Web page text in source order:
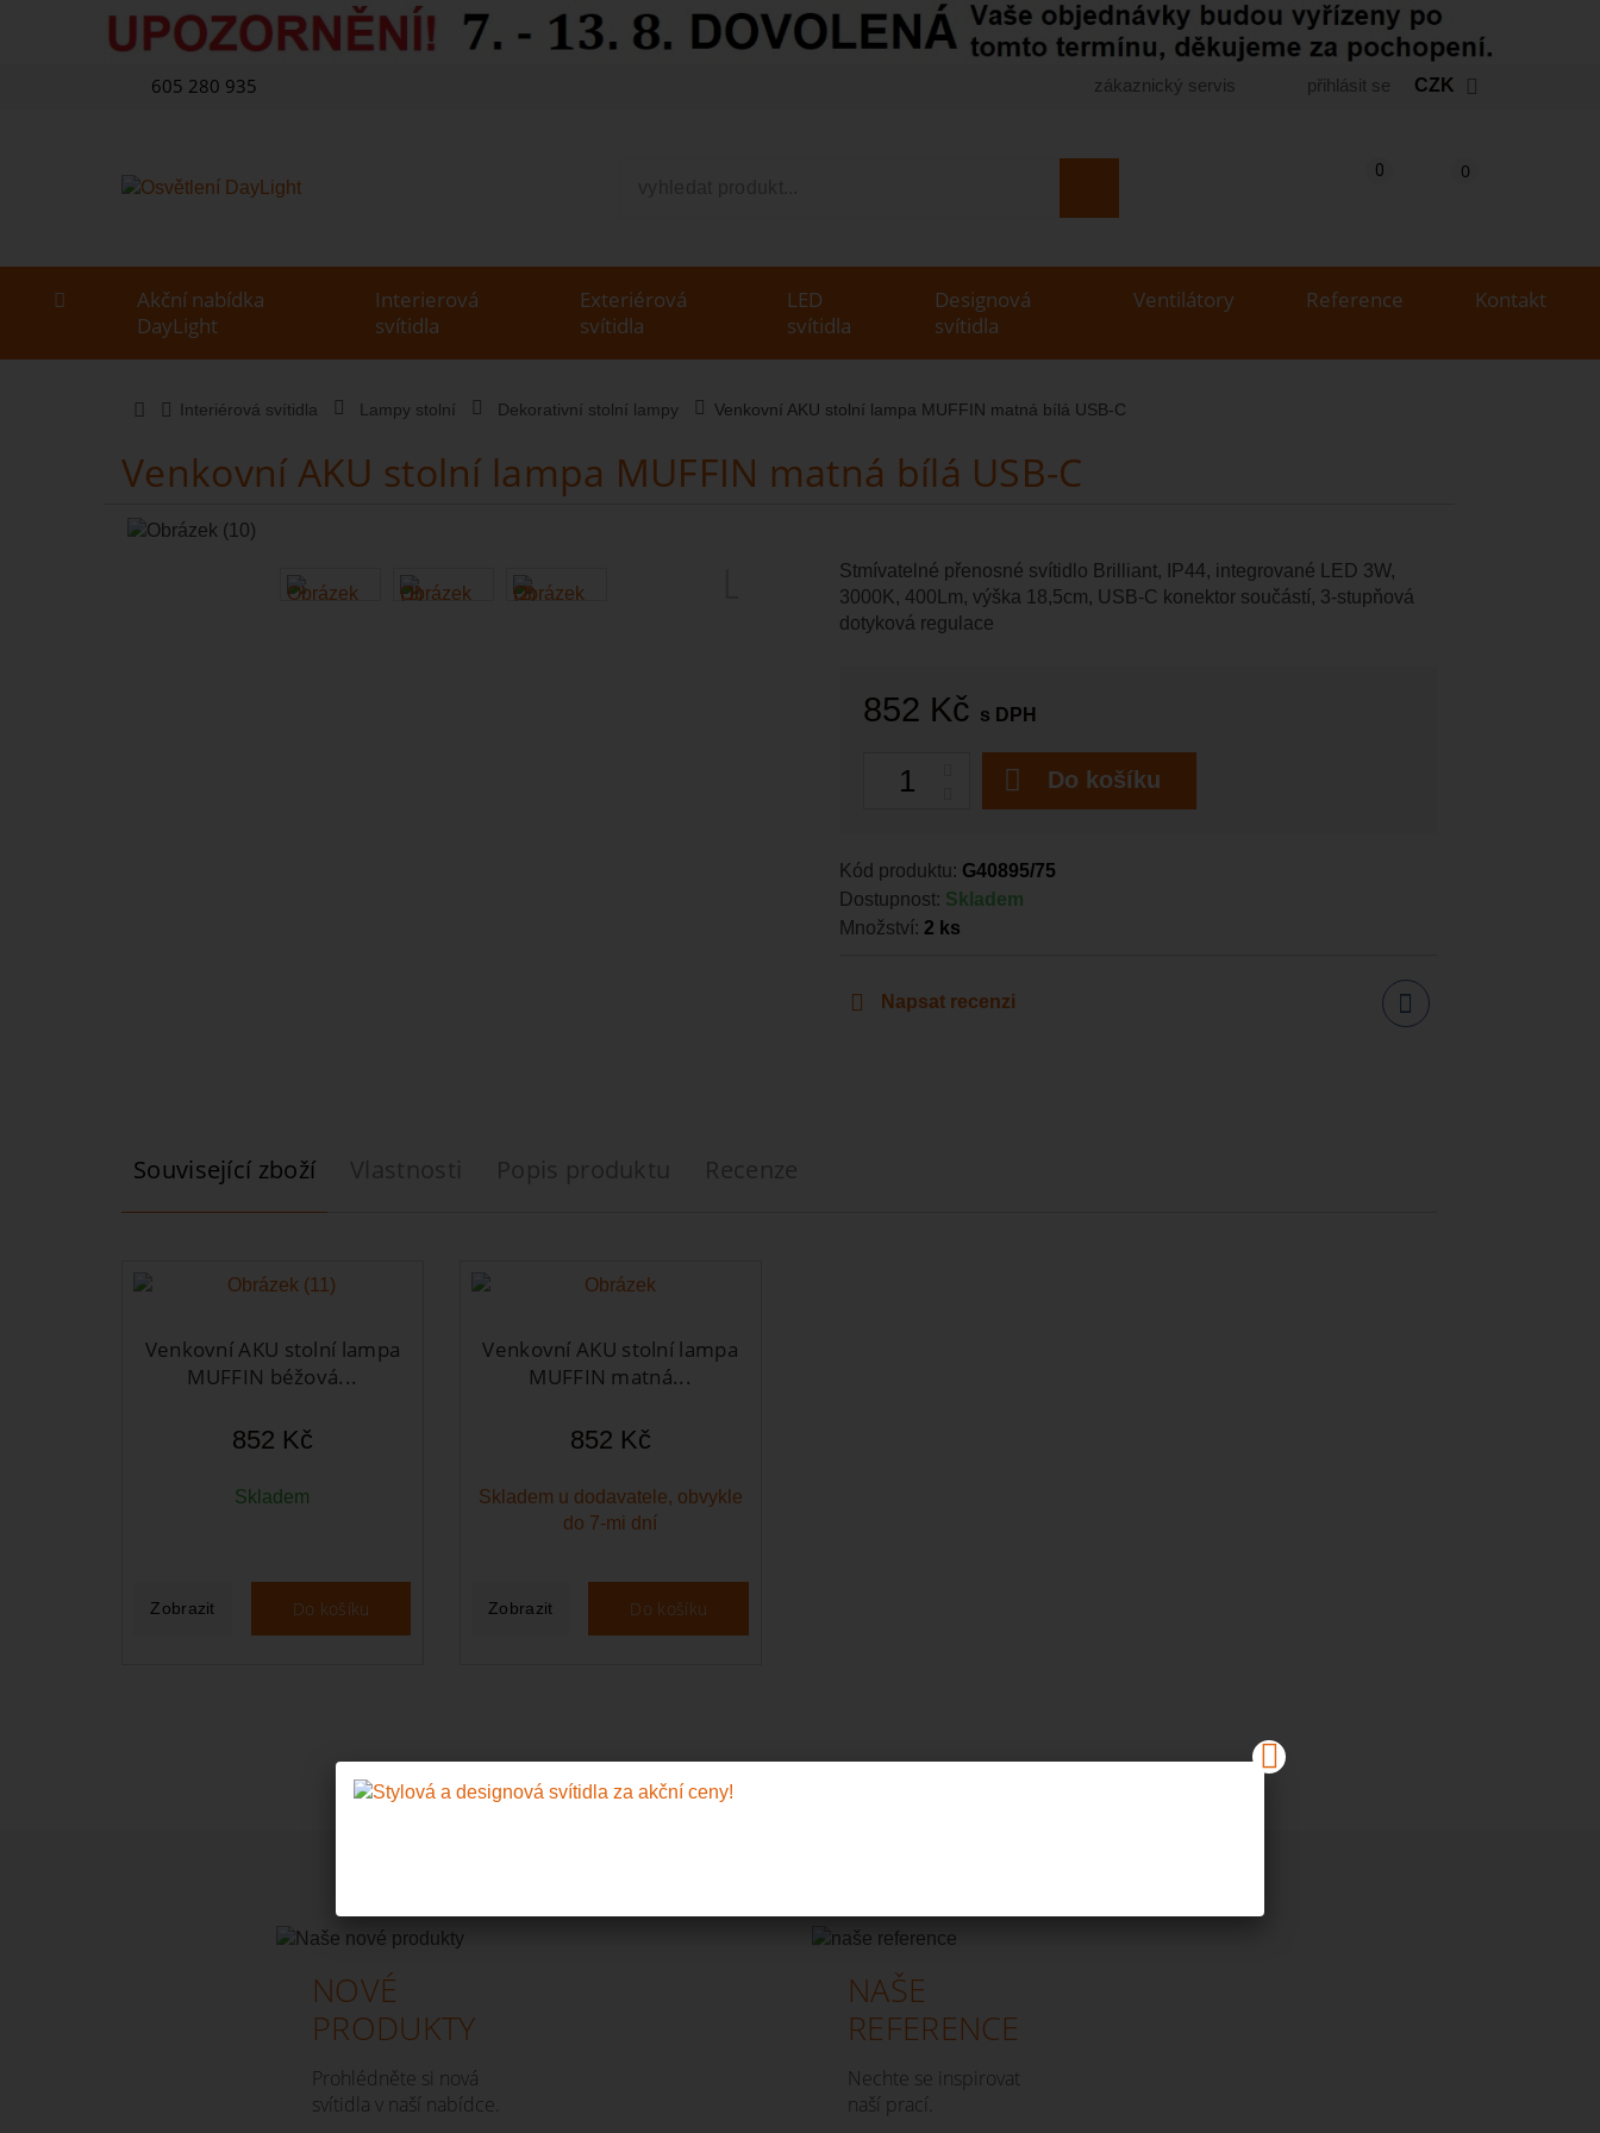
605 280 935 zákaznický servis přihlásit se CZK
0
(prázdný)
0
Porovnání produktů
Akční nabídka
DayLight
Interierová
svítidla
Exteriérová
svítidla
LED
svítidla
Designová
svítidla
Ventilátory Reference Kontakt
Interiérová svítidla Lampy stolní Dekorativní stolní lampy Venkovní AKU stolní lampa MUFFIN matná bílá USB-C
Venkovní AKU stolní lampa MUFFIN matná bílá USB-C
Stmívatelné přenosné svítidlo Brilliant, IP44, integrované LED 3W,
3000K, 400Lm, výška 18,5cm, USB-C konektor součástí, 3-stupňová
dotyková regulace
852 Kč s DPH
Do košíku
Kód produktu: G40895/75
Dostupnost: Skladem
Množství: 2 ks
Napsat recenzi
Sdílet
Související zboží Vlastnosti Popis produktu Recenze
Venkovní AKU stolní lampa
MUFFIN béžová...
852 Kč
Skladem
Zobrazit Do košíku
Venkovní AKU stolní lampa
MUFFIN matná...
852 Kč
Skladem u dodavatele, obvykle
do 7-mi dní
Zobrazit Do košíku
NOVÉ
PRODUKTY
Prohlédněte si nová
svítidla v naší nabídce.
NAŠE
REFERENCE
Nechte se inspirovat
naší prací.